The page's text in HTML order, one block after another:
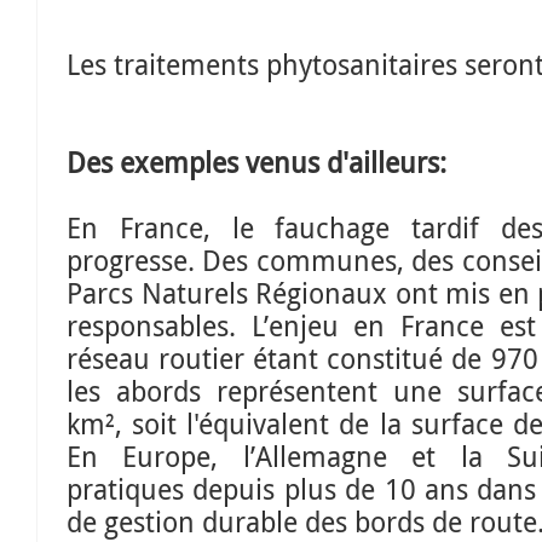
Les traitements phytosanitaires
Des exemples venus d'ailleurs:
En France, le fauchage tardif
progresse. Des communes, des
Parcs Naturels Régionaux ont mis en
responsables. L’enjeu en France
réseau routier étant constitué de
les abords représentent une
km², soit l'équivalent de la surface
En Europe, l’Allemagne et la
pratiques depuis plus de 10 ans
de gestion durable des bords de